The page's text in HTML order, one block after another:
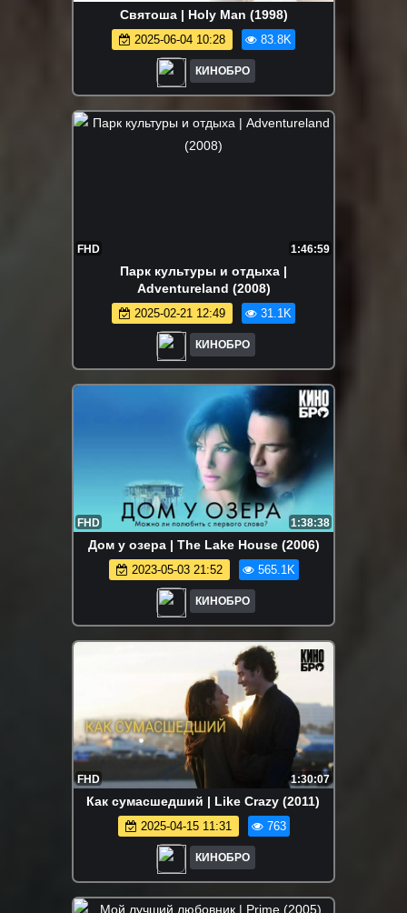
Святоша | Holy Man (1998)
2025-06-04 10:28 83.8K
КИНОБРО
FHD 1:46:59
Парк культуры и отдыха |
Adventureland (2008)
2025-02-21 12:49 31.1K
КИНОБРО
FHD 1:38:38
Дом у озера | The Lake House (2006)
2023-05-03 21:52 565.1K
КИНОБРО
FHD 1:30:07
Как сумасшедший | Like Crazy (2011)
2025-04-15 11:31 763
КИНОБРО